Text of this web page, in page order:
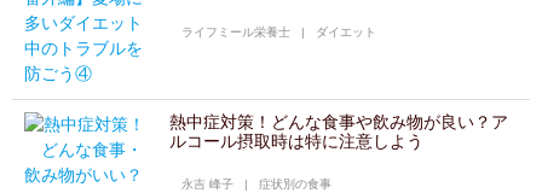
ライフミール栄養士 | ダイエット
熱中症対策！どんな食事や飲み物が良い？ア
ルコール摂取時は特に注意しよう
永吉 峰子 |症状別の食事